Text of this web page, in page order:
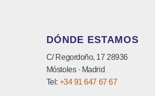
DÓNDE ESTAMOS
C/ Regordoño, 17 28936
Móstoles · Madrid
Tel: +34 91 647 67 67